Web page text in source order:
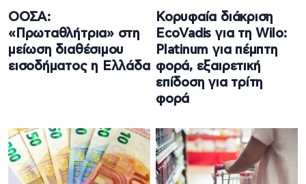
ΟΟΣΑ:
«Πρωταθλήτρια» στη
μείωση διαθέσιμου
εισοδήματος η Ελλάδα
Κορυφαία διάκριση
EcoVadis για τη Wilo:
Platinum για πέμπτη
φορά, εξαιρετική
επίδοση για τρίτη
φορά